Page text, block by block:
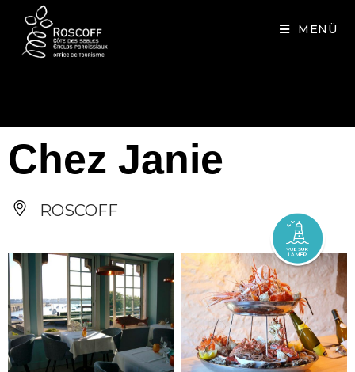
MENÜ
Chez Janie
ROSCOFF
Cookies management panel